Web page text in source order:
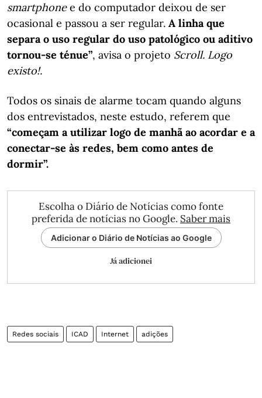
smartphonee do computador deixou de ser
ocasional e passou a ser regular. A linha que
separa o uso regular do uso patológico ou aditivo
tornou-se ténue”, avisa o projeto Scroll. Logo
existo!.
Todos os sinais de alarme tocam quando alguns
dos entrevistados, neste estudo, referem que
“começam a utilizar logo de manhã ao acordar e a
conectar-se às redes, bem como antes de
dormir”.
Escolha o Diário de Notícias como fonte
preferida de notícias no Google. Saber mais
Adicionar o Diário de Notícias ao Google
Já adicionei
Redes sociais ICAD Internet adições